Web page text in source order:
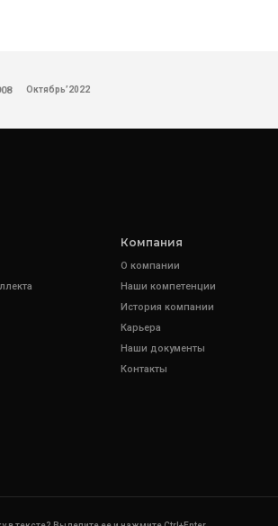
Октябрь’2022
Компания
О компании
Наши компетенции
История компании
Карьера
Наши документы
Контакты